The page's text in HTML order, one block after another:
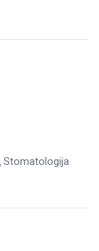
Stomatologija